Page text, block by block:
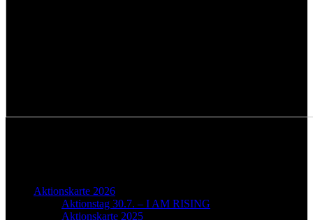
Aktionskarte 2026
Aktionstag 30.7. – I AM RISING
Aktionskarte 2025